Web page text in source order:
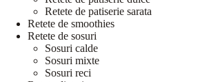
Retete de patiserie sarata
Retete de smoothies
Retete de sosuri
Sosuri calde
Sosuri mixte
Sosuri reci